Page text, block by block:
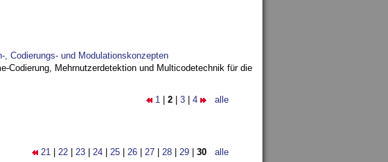
Codierungs- und Modulationskonzepten
Codierung, Mehrnutzerdetektion und Multicodetechnik für die
1 2 3 4 alle
21 22 23 24 25 26 27 28 29 30 alle